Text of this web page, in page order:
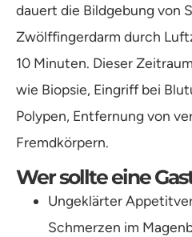
dauert die Bildgebung von
Zwölffingerdarm durch
10 Minuten. Dieser
wie Biopsie, Eingriff bei
Polypen, Entfernung von
Fremdkörpern.
Wer sollte eine
Ungeklärter
Schmerzen im